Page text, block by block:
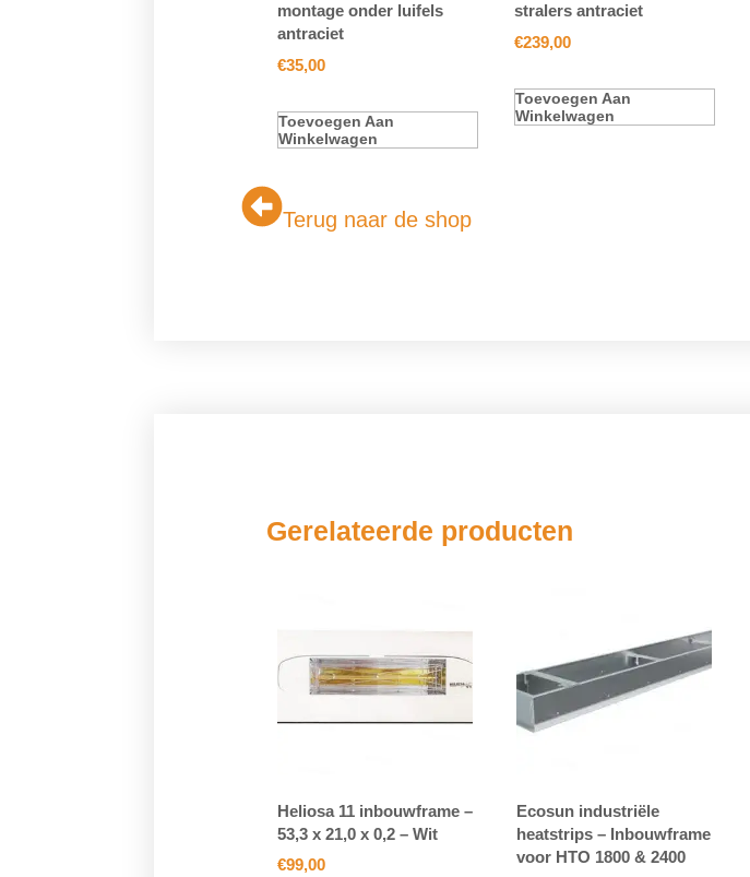
montage onder luifels
antraciet
€35,00
Toevoegen Aan
Winkelwagen
stralers antraciet
€239,00
Toevoegen Aan
Winkelwagen
Terug naar de shop
Gerelateerde producten
Heliosa 11 inbouwframe –
53,3 x 21,0 x 0,2 – Wit
€99,00
Ecosun industriële
heatstrips – Inbouwframe
voor HTO 1800 & 2400